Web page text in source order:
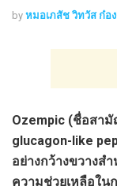
by หมอเภสัช วิทวัส ก๋อ
Ozempic (ชื่อสา
glucagon-like
อย่างกว้างขวางส
ความช่วยเหลือใน